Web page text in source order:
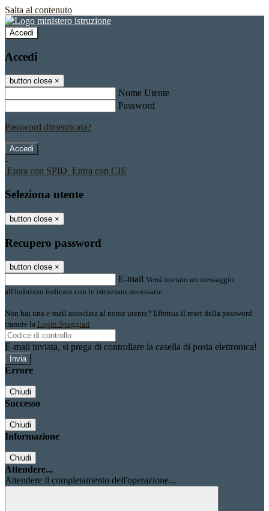
Salta al contenuto
Accedi
Accedi
button close ×
Nome Utente
Password
Password dimenticata?
-
Entra con SPID Entra con CIE
Seleziona utente
button close ×
Recupero password
button close ×
E-mail Verrà inviato un messaggio
all'indirizzo indicato con le istruzioni necessarie.
Non hai una e-mail associata al nome utente? Effettua il reset della password
tramite la Login Spaggiari
E-mail inviata, si prega di controllare la casella di posta elettronica!
Errore
Chiudi
Successo
Chiudi
Informazione
Chiudi
Attendere...
Attendere il completamento dell'operazione...